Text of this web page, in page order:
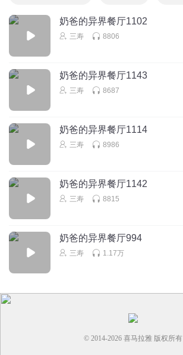
奶爸的异界餐厅1102
三寿 8806
奶爸的异界餐厅1143
三寿 8687
奶爸的异界餐厅1114
三寿 8986
奶爸的异界餐厅1142
三寿 8815
奶爸的异界餐厅994
三寿 1.17万
© 2014-2026 喜马拉雅 版权所有